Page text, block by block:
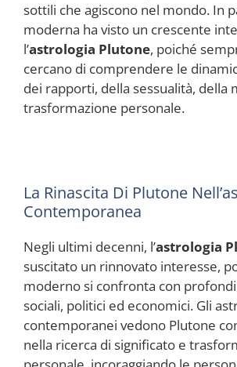
sottili che agiscono nel mondo. In
moderna ha visto un crescente
l’astrologia Plutone, poiché
cercano di comprendere le
dei rapporti, della sessualità, della
trasformazione personale.
La Rinascita Di Plutone
Contemporanea
Negli ultimi decenni, l’astrologia
suscitato un rinnovato interesse,
moderno si confronta con
sociali, politici ed economici. Gli
contemporanei vedono Plutone
nella ricerca di significato e